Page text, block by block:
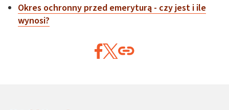
Okres ochronny przed emeryturą - czy jest i ile
wynosi?